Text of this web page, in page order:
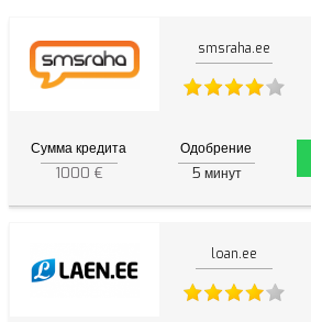
smsraha.ee
Сумма кредита
1000 €
Одобрение
5 минут
loan.ee